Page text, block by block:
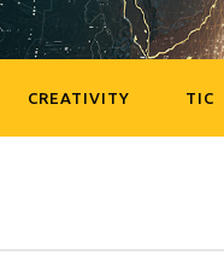
CREATIVITY TIC